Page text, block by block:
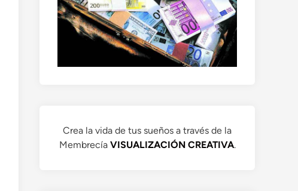
Crea la vida de tus sueños a través de la
Membrecía VISUALIZACIÓN CREATIVA.